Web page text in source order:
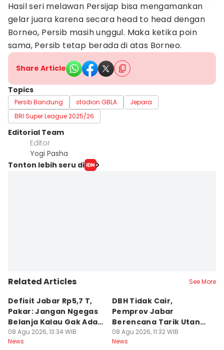
Hasil seri melawan Persijap bisa mengamankan
gelar juara karena secara head to head dengan
Borneo, Persib masih unggul. Maka ketika poin
sama, Persib tetap berada di atas Borneo.
Share Article
Topics
Persib Bandung stadion GBLA
Jepara
BRI Super League 2025/26
Editorial Team
Editor
Yogi Pasha
Tonton lebih seru di
Related Articles See More
Defisit Jabar Rp5,7 T,
Pakar: Jangan Ngegas
Belanja Kalau Gak Ada
Duit
08 Agu 2026, 13:34 WIB
News
DBH Tidak Cair,
Pemprov Jabar
Berencana Tarik Utang
Rp3,4 Triliun
08 Agu 2026, 11:32 WIB
News